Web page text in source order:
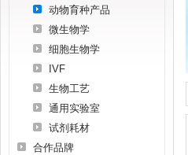
动物育种产品
微生物学
细胞生物学
IVF
生物工艺
通用实验室
试剂耗材
合作品牌